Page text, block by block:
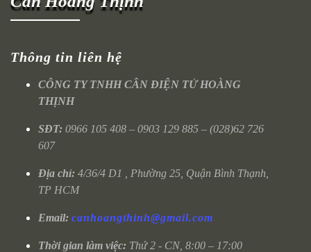
Thông tin liên hệ
CÔNG TY TNHH CÂN ĐIỆN TỬ HOÀNG
THỊNH
SĐT: 0966 105 408 – 0903 129 885 – (028)62 726
607
Địa chỉ: 4/36/4 D1 , Phường 25, Quận Bình Thạnh,
TP HCM
Email: canhoangthinh@gmail.com
Thời gian làm việc: Thứ 2 - CN, 8:00 – 17:00